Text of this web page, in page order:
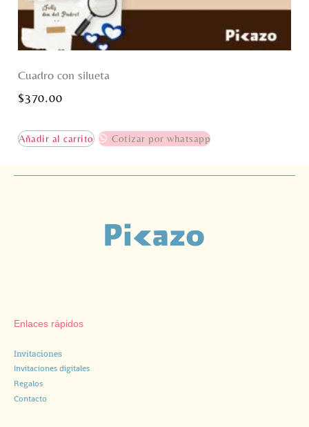
Cuadro con silueta
$370.00
Añadir al carrito Cotizar por whatsapp
Enlaces rápidos
Invitaciones
Invitaciones digitales
Regalos
Contacto